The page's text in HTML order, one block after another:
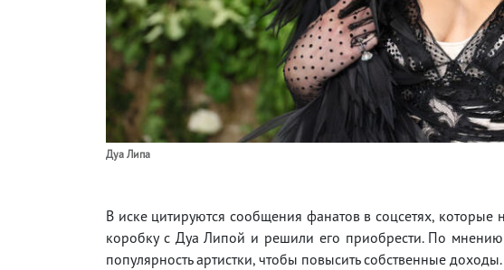
Дуа Липа
В иске цитируются сообщения фанатов в соцсетях, которые
коробку с Дуа Липой и решили его приобрести. По
популярность артистки, чтобы повысить собственные доходы.